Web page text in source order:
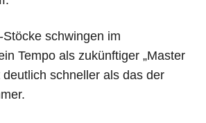
schwingen im
Tempo als zukünftiger „Master
deutlich schneller als das der